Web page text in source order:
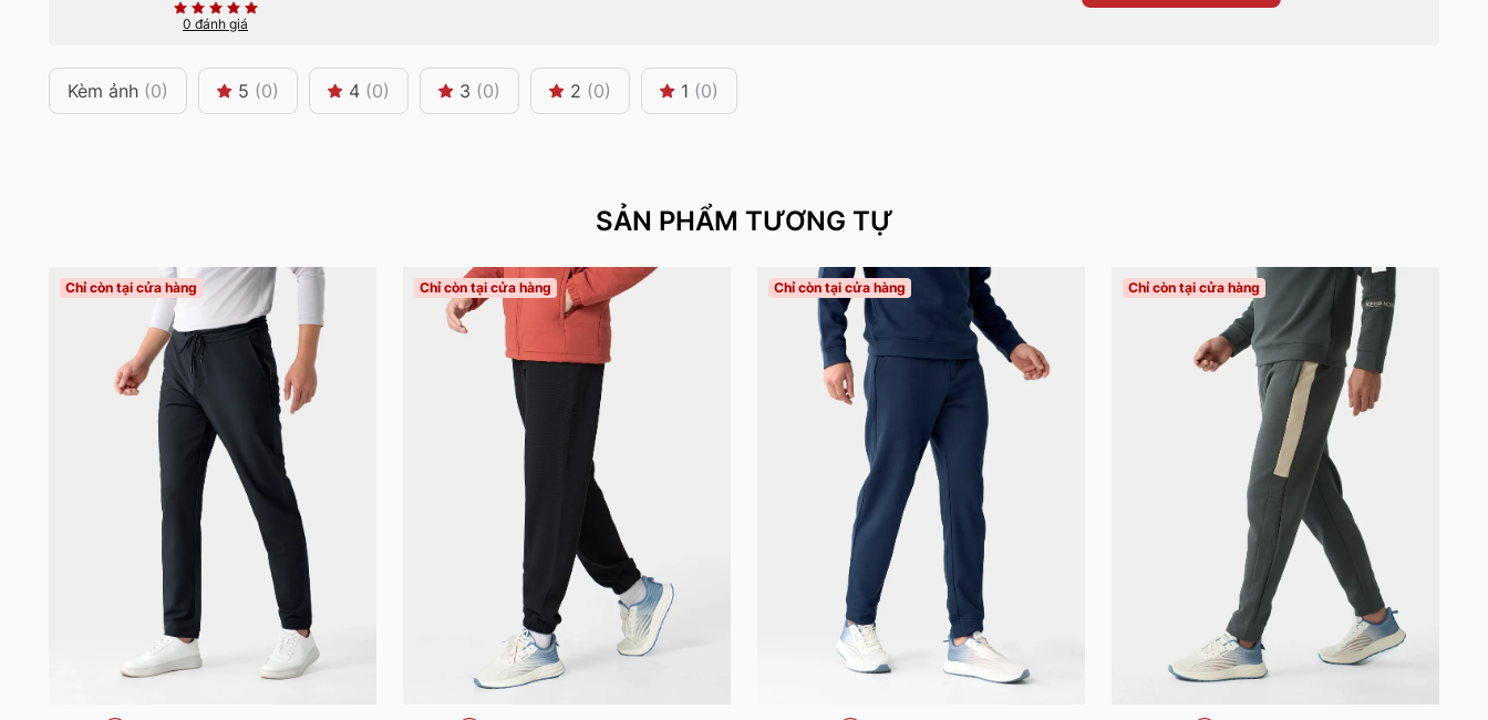
0 đánh giá
Kèm ảnh (0) 5 (0) 4 (0) 3 (0) 2 (0) 1 (0)
SẢN PHẨM TƯƠNG TỰ
Chỉ còn tại cửa hàng Chỉ còn tại cửa hàng Chỉ còn tại cửa hàng Chỉ còn tại cửa hàng